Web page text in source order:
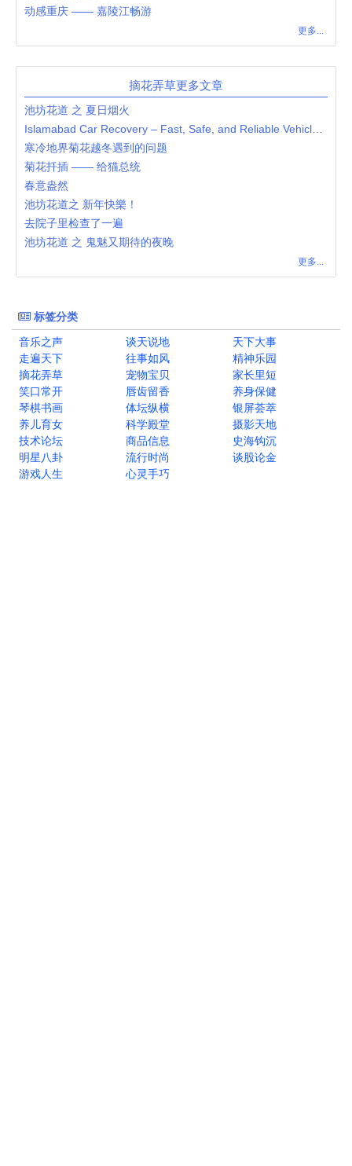
动感重庆 —— 嘉陵江畅游
更多...
摘花弄草更多文章
池坊花道 之 夏日烟火
Islamabad Car Recovery – Fast, Safe, and Reliable Vehicle Assistance
寒冷地界菊花越冬遇到的问题
菊花扦插 —— 给猫总统
春意盎然
池坊花道之 新年快樂！
去院子里检查了一遍
池坊花道 之 鬼魅又期待的夜晚
更多...
标签分类
音乐之声
谈天说地
天下大事
走遍天下
往事如风
精神乐园
摘花弄草
宠物宝贝
家长里短
笑口常开
唇齿留香
养身保健
琴棋书画
体坛纵横
银屏荟萃
养儿育女
科学殿堂
摄影天地
技术论坛
商品信息
史海钩沉
明星八卦
流行时尚
谈股论金
游戏人生
心灵手巧